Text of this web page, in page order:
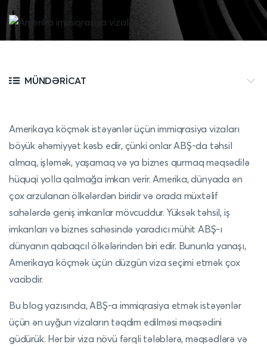
MÜNDƏRICAT
Amerikaya köçmək istəyənlər üçün immiqrasiya vizaları
böyük əhəmiyyət kəsb edir, çünki onlar ABŞ-da təhsil
almaq, işləmək, yaşamaq və ya biznes qurmaq məqsədilə
hüquqi yolla qalmağa imkan verir. Amerika, dünyada ən
çox arzulanan ölkələrdən biridir və orada müxtəlif
sahələrdə geniş imkanlar mövcuddur. Yüksək təhsil, iş
imkanları və biznes sahəsində yaradıcı mühit ABŞ-ı
dünyanın qabaqcıl ölkələrindən biri edir. Bununla yanaşı,
Amerikaya köçmək üçün düzgün viza seçimi etmək çox
vacibdir.
Bu blog yazısında, ABŞ-a immiqrasiya etmək istəyənlər
üçün ən uyğun vizaların təqdim edilməsi məqsədini
güdürük. Hər bir viza növü fərqli tələblərə, məqsədlərə və